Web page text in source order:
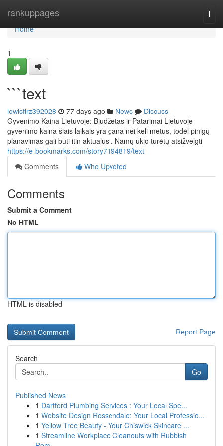
rankuppages
Home
Home
1
```text
lewisflrz392028 77 days ago News
Discuss
Gyvenimo Kaina Lietuvoje: Biudžetas ir Patarimai Lietuvoje
gyvenimo kaina šiais laikais yra gana nei keli metus, todėl pinigų
planavimas gali būti itin aktualus . Namų ūkio turėtų atsižvelgti
https://e-bookmarks.com/story7194819/text
Comments
Who Upvoted
Comments
Submit a Comment
No HTML
HTML is disabled
Report Page
Search
Go
Published News
1 Dartford Plumbing Services : Your Local Spe...
1 Website Design Rossendale: Your Local Professio...
1 Yellow Tree Beauty - Your Chiswick Skincare ...
1 Streamline Workplace Cleanouts with Rubbish